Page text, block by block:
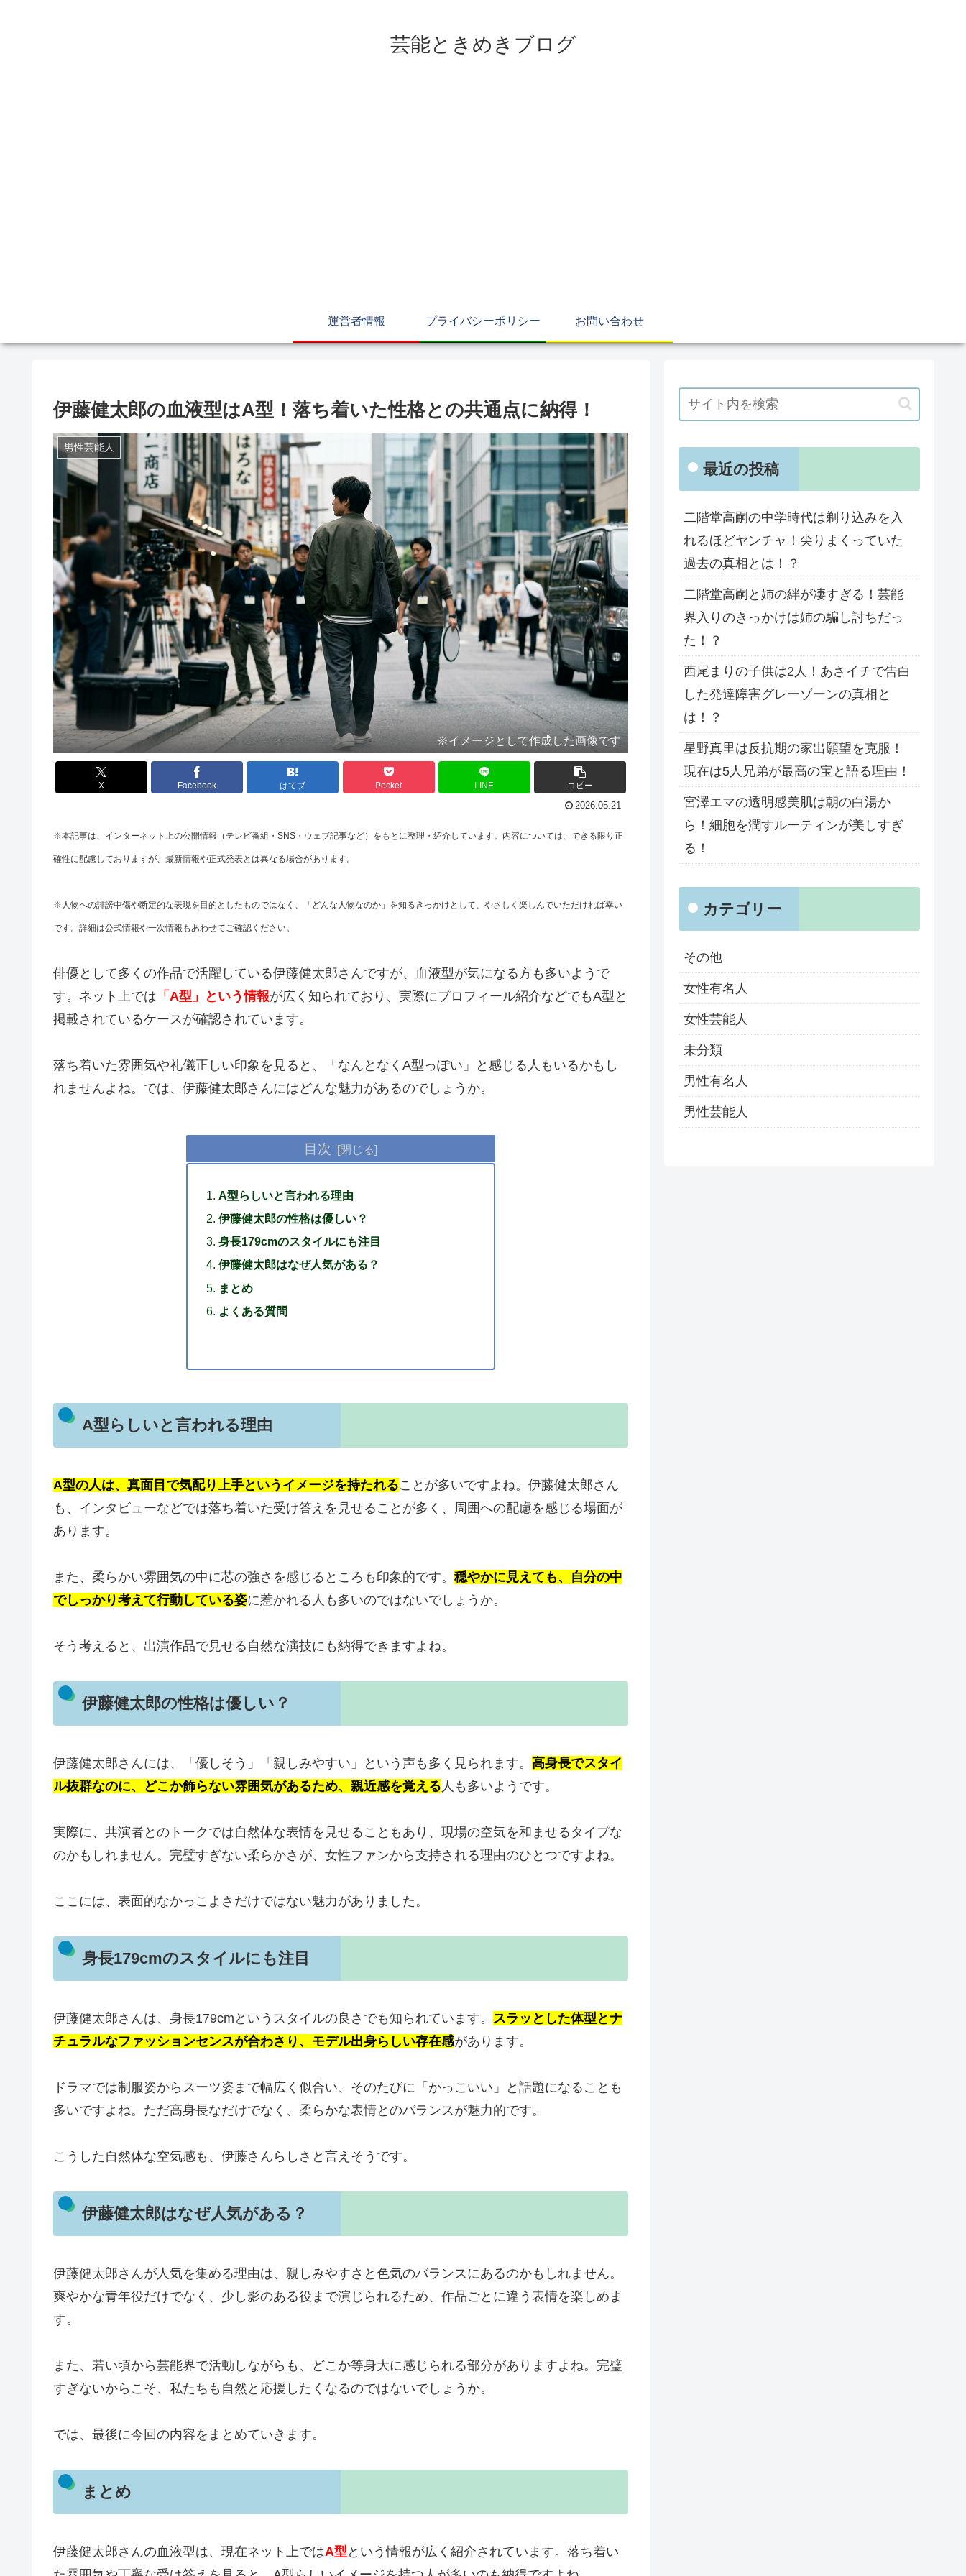
芸能ときめきブログ
運営者情報 プライバシーポリシー お問い合わせ
伊藤健太郎の血液型はA型！落ち着いた性格との共通点に納得！
男性芸能人
※イメージとして作成した画像です
X Facebook はてブ Pocket LINE コピー
2026.05.21
※本記事は、インターネット上の公開情報（テレビ番組・SNS・ウェブ記事など）をもとに整理・紹介しています。内容については、できる限り正
確性に配慮しておりますが、最新情報や正式発表とは異なる場合があります。
※人物への誹謗中傷や断定的な表現を目的としたものではなく、「どんな人物なのか」を知るきっかけとして、やさしく楽しんでいただければ幸い
です。詳細は公式情報や一次情報もあわせてご確認ください。
俳優として多くの作品で活躍している伊藤健太郎さんですが、血液型が気になる方も多いようで
す。ネット上では 「A型」という情報が広く知られており、実際にプロフィール紹介などでもA型と
掲載されているケースが確認されています。
落ち着いた雰囲気や礼儀正しい印象を見ると、「なんとなくA型っぽい」と感じる人もいるかもし
れませんよね。では、伊藤健太郎さんにはどんな魅力があるのでしょうか。
目次
A型らしいと言われる理由
伊藤健太郎の性格は優しい？
身長179cmのスタイルにも注目
伊藤健太郎はなぜ人気がある？
まとめ
よくある質問
A型らしいと言われる理由
A型の人は、真面目で気配り上手というイメージを持たれることが多いですよね。伊藤健太郎さん
も、インタビューなどでは落ち着いた受け答えを見せることが多く、周囲への配慮を感じる場面が
あります。
また、柔らかい雰囲気の中に芯の強さを感じるところも印象的です。 穏やかに見えても、自分の中
でしっかり考えて行動している姿に惹かれる人も多いのではないでしょうか。
そう考えると、出演作品で見せる自然な演技にも納得できますよね。
伊藤健太郎の性格は優しい？
伊藤健太郎さんには、「優しそう」「親しみやすい」という声も多く見られます。 高身長でスタイ
ル抜群なのに、どこか飾らない雰囲気があるため、親近感を覚える 人も多いようです。
実際に、共演者とのトークでは自然体な表情を見せることもあり、現場の空気を和ませるタイプな
のかもしれません。完璧すぎない柔らかさが、女性ファンから支持される理由のひとつですよね。
ここには、表面的なかっこよさだけではない魅力がありました。
身長179cmのスタイルにも注目
伊藤健太郎さんは、身長179cmというスタイルの良さでも知られています。 スラッとした体型とナ
チュラルなファッションセンスが合わさり、モデル出身らしい存在感があります。
ドラマでは制服姿からスーツ姿まで幅広く似合い、そのたびに「かっこいい」と話題になることも
多いですよね。ただ高身長なだけでなく、柔らかな表情とのバランスが魅力的です。
こうした自然体な空気感も、伊藤さんらしさと言えそうです。
伊藤健太郎はなぜ人気がある？
伊藤健太郎さんが人気を集める理由は、親しみやすさと色気のバランスにあるのかもしれません。
爽やかな青年役だけでなく、少し影のある役まで演じられるため、作品ごとに違う表情を楽しめま
す。
また、若い頃から芸能界で活動しながらも、どこか等身大に感じられる部分がありますよね。完璧
すぎないからこそ、私たちも自然と応援したくなるのではないでしょうか。
では、最後に今回の内容をまとめていきます。
まとめ
伊藤健太郎さんの血液型は、現在ネット上ではA型 という情報が広く紹介されています。落ち着い
最近の投稿
二階堂高嗣の中学時代は剃り込みを入
れるほどヤンチャ！尖りまくっていた
過去の真相とは！？
二階堂高嗣と姉の絆が凄すぎる！芸能
界入りのきっかけは姉の騙し討ちだっ
た！？
西尾まりの子供は2人！あさイチで告白
した発達障害グレーゾーンの真相と
は！？
星野真里は反抗期の家出願望を克服！
現在は5人兄弟が最高の宝と語る理由！
宮澤エマの透明感美肌は朝の白湯か
ら！細胞を潤すルーティンが美しすぎ
る！
カテゴリー
その他
女性有名人
女性芸能人
未分類
男性有名人
男性芸能人